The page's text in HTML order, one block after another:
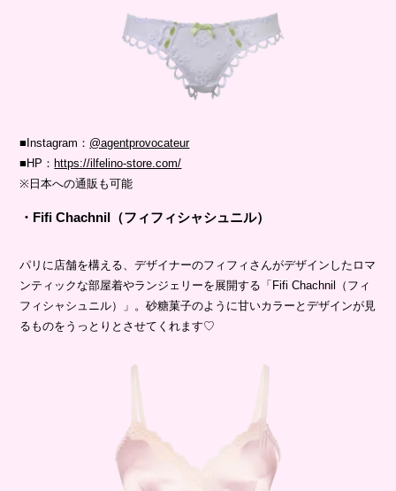
■Instagram： @agentprovocateur
■HP：https://ilfelino-store.com/
※日本への通販も可能
・Fifi Chachnil（フィフィシャシュニル）
パリに店舗を構える、デザイナーのフィフィさんがデザインしたロマ
ンティックな部屋着やランジェリーを展開する「Fifi Chachnil（フィ
フィシャシュニル）」。砂糖菓子のように甘いカラーとデザインが見
るものをうっとりとさせてくれます♡